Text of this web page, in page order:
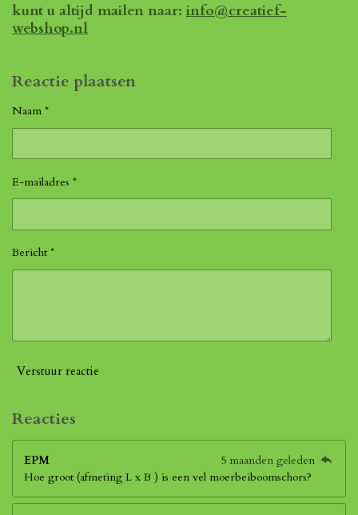
kunt u altijd mailen naar: info@creatief-
webshop.nl
Reactie plaatsen
Naam *
E-mailadres *
Bericht *
Verstuur reactie
Reacties
EPM
5 maanden geleden
Hoe groot (afmeting L x B ) is een vel moerbeiboomschors?